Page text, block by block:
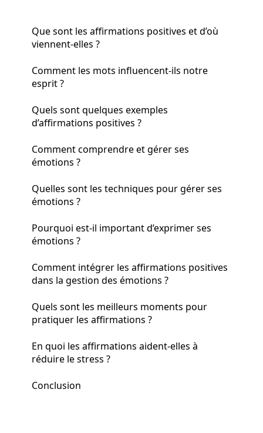
Que sont les affirmations positives et d’où
viennent-elles ?
Comment les mots influencent-ils notre
esprit ?
Quels sont quelques exemples
d’affirmations positives ?
Comment comprendre et gérer ses
émotions ?
Quelles sont les techniques pour gérer ses
émotions ?
Pourquoi est-il important d’exprimer ses
émotions ?
Comment intégrer les affirmations positives
dans la gestion des émotions ?
Quels sont les meilleurs moments pour
pratiquer les affirmations ?
En quoi les affirmations aident-elles à
réduire le stress ?
Conclusion